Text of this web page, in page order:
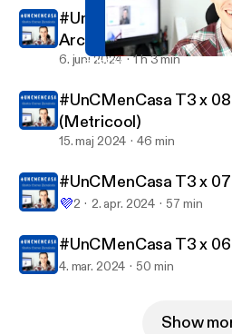
#UnCMenCasa T3 x 07 |
#UnCMenCasa T3 x
Arcaute
6. juni 2024 1 h 3 min
#UnCMenCasa T3 x
(Metricool)
15. maj 2024 46 min
#UnCMenCasa T3 x
💜2 2. apr. 2024 57 min
#UnCMenCasa T3 x
4. mar. 2024 50 min
Show